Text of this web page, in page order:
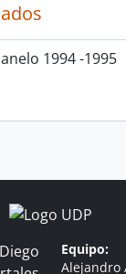
1994 -1995
Equipo:
Alejandro